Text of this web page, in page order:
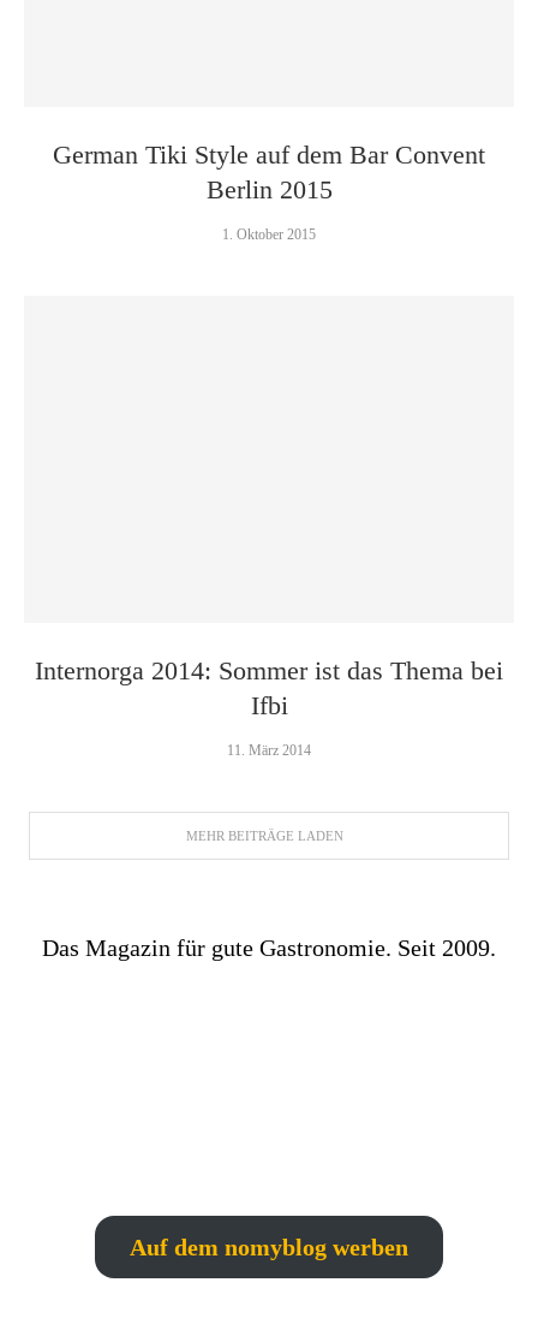
German Tiki Style auf dem Bar Convent
Berlin 2015
1. Oktober 2015
Internorga 2014: Sommer ist das Thema bei
Ifbi
11. März 2014
MEHR BEITRÄGE LADEN
Das Magazin für gute Gastronomie. Seit 2009.
Auf dem nomyblog werben